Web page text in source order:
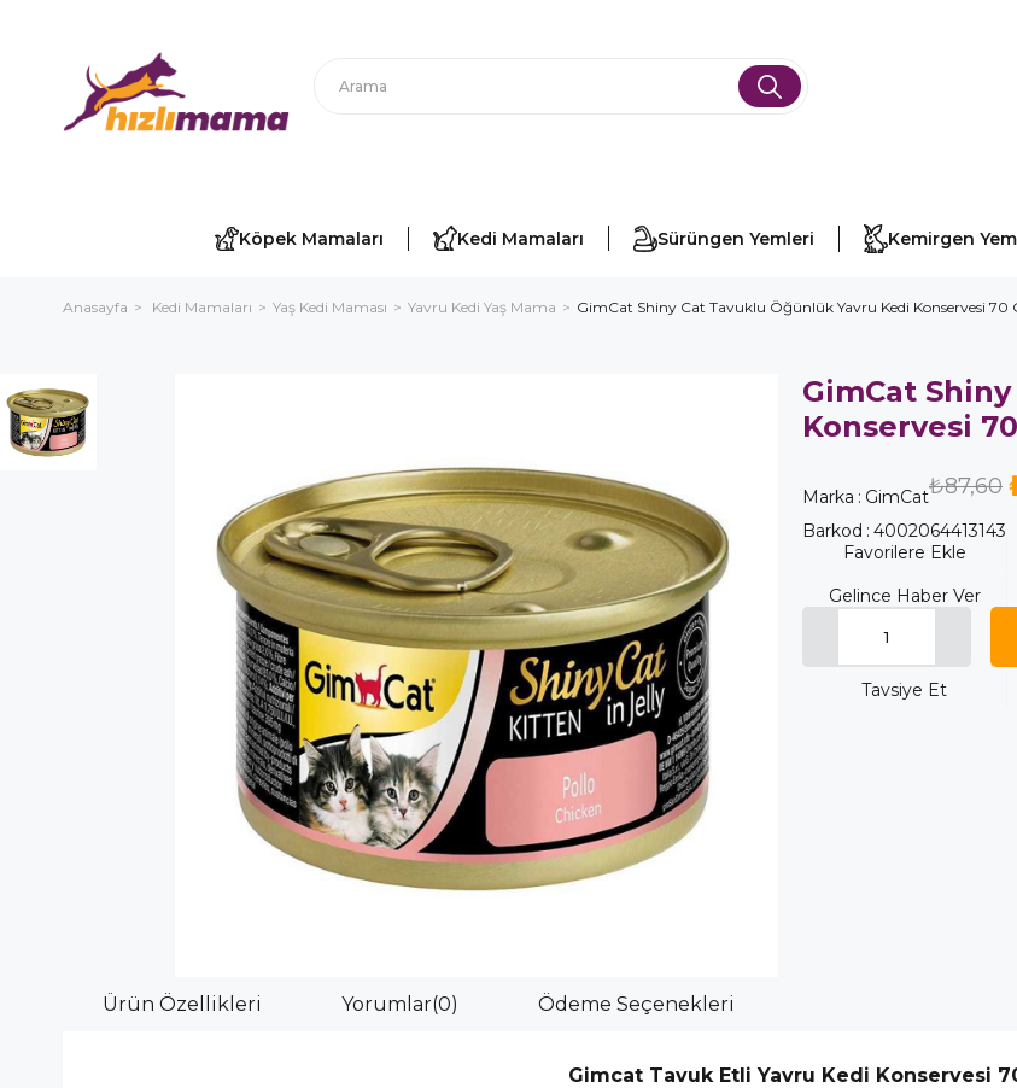
Köpek Mamaları Kedi Mamaları Sürüngen Yemleri Kemirgen
Anasayfa Kedi Mamaları Yaş Kedi Maması Yavru Kedi Yaş Mama GimCat Shiny Cat Tavuklu Öğünlük Yavru Kedi Konservesi 70
GimCat
Konservesi
Marka : GimCat₺87,60
Barkod : 4002064413143
Favorilere Ekle
Gelince Haber Ver
Tavsiye Et
Ürün Özellikleri Yorumlar(0) Ödeme Seçenekleri
Gimcat Tavuk Etli Yavru Kedi Konservesi